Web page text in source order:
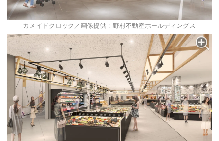
カメイドクロック／画像提供：野村不動産ホールディングス